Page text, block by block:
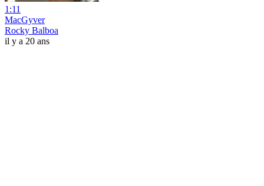
1:11
MacGyver
Rocky Balboa
il y a 20 ans